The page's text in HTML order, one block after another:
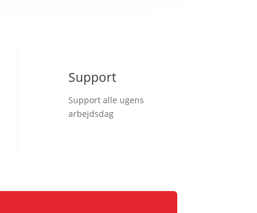
Support
Support alle ugens
arbejdsdag